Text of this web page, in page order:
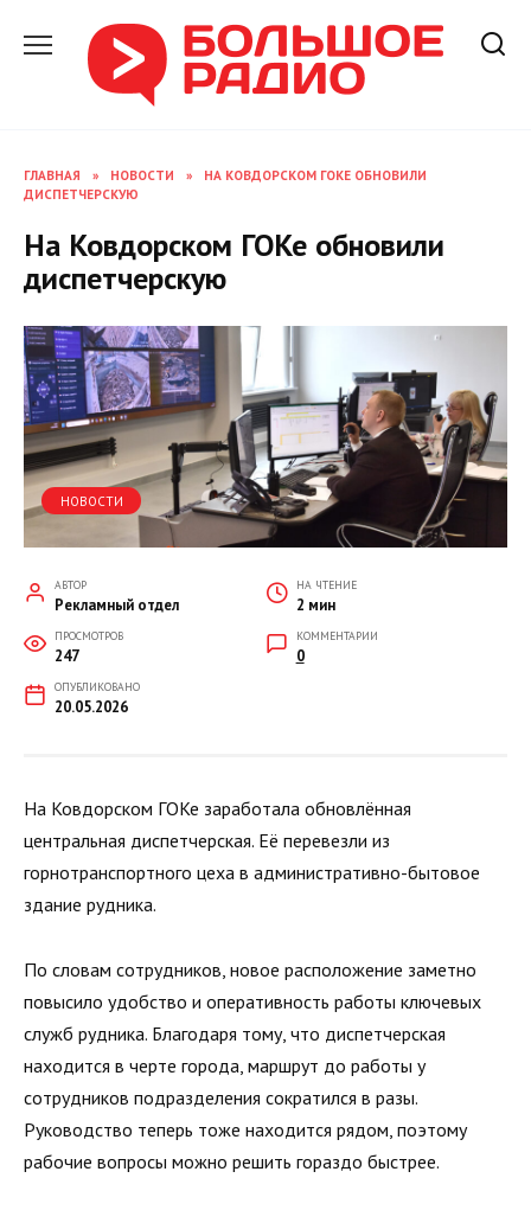
содержанию
ГЛАВНАЯ » НОВОСТИ »
НА КОВДОРСКОМ ГОКЕ ОБНОВИЛИ
ДИСПЕТЧЕРСКУЮ
На Ковдорском ГОКе обновили
диспетчерскую
НОВОСТИ
АВТОР
Рекламный отдел
НА ЧТЕНИЕ
2 мин
ПРОСМОТРОВ
247
КОММЕНТАРИИ
0
ОПУБЛИКОВАНО
20.05.2026
На Ковдорском ГОКе заработала обновлённая
центральная диспетчерская. Её перевезли из
горнотранспортного цеха в административно-бытовое
здание рудника.
По словам сотрудников, новое расположение заметно
повысило удобство и оперативность работы ключевых
служб рудника. Благодаря тому, что диспетчерская
находится в черте города, маршрут до работы у
сотрудников подразделения сократился в разы.
Руководство теперь тоже находится рядом, поэтому
рабочие вопросы можно решить гораздо быстрее.